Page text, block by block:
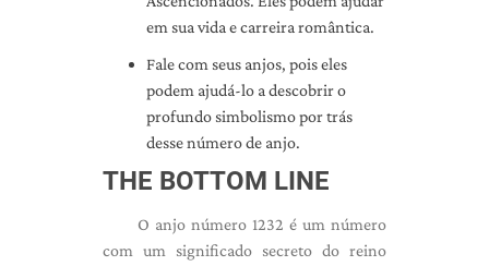
em sua vida e carreira romântica.
Fale com seus anjos, pois eles
podem ajudá-lo a descobrir o
profundo simbolismo por trás
desse número de anjo.
THE BOTTOM LINE
O anjo número 1232 é um número
com um significado secreto do reino